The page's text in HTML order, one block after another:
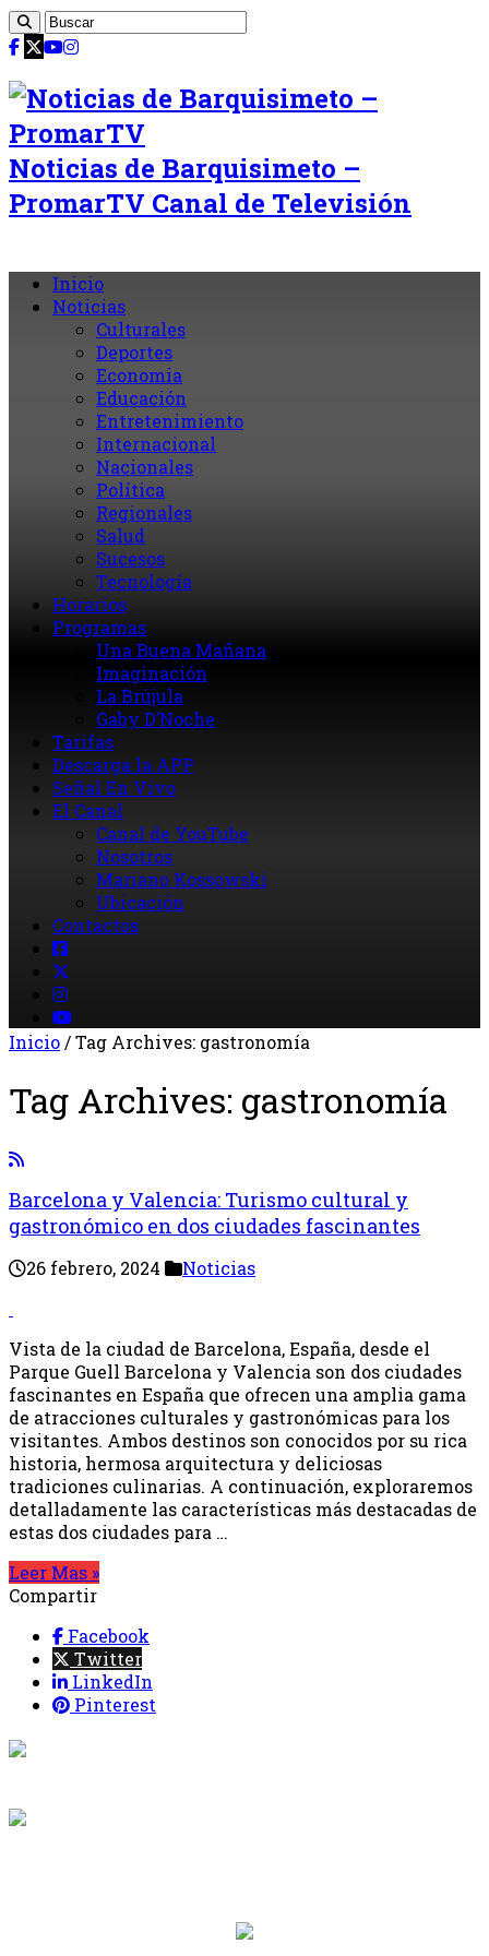
Noticias de Barquisimeto –
PromarTV Canal de Televisión
Inicio
Noticias
Culturales
Deportes
Economia
Educación
Entretenimiento
Internacional
Nacionales
Política
Regionales
Salud
Sucesos
Tecnología
Horarios
Programas
Una Buena Mañana
Imaginación
La Brújula
Gaby D’Noche
Tarifas
Descarga la APP
Señal En Vivo
El Canal
Canal de YouTube
Nosotros
Mariano Kossowski
Ubicación
Contactos
Inicio/Tag Archives: gastronomía
Tag Archives: gastronomía
Barcelona y Valencia: Turismo cultural y
gastronómico en dos ciudades fascinantes
26 febrero, 2024 Noticias
Vista de la ciudad de Barcelona, España, desde el
Parque Guell Barcelona y Valencia son dos ciudades
fascinantes en España que ofrecen una amplia gama
de atracciones culturales y gastronómicas para los
visitantes. Ambos destinos son conocidos por su rica
historia, hermosa arquitectura y deliciosas
tradiciones culinarias. A continuación, exploraremos
detalladamente las características más destacadas de
estas dos ciudades para …
Leer Mas »
Compartir
Facebook
Twitter
LinkedIn
Pinterest